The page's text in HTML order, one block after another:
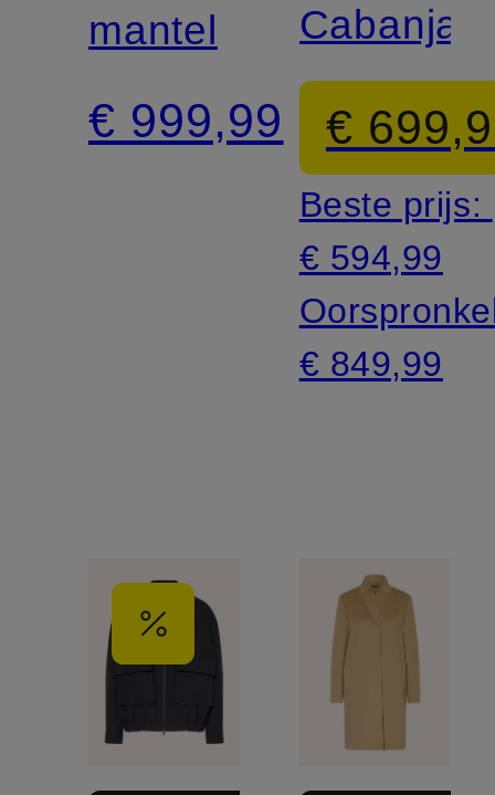
mantel
€ 999,99
Cabanjas
€
Beste prijs:
€ 594,99
€ 849,99